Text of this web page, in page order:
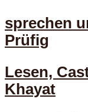
sprechen
Prüfig
Lesen,
Khayat